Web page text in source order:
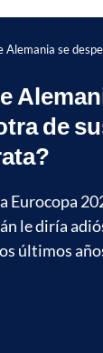
Alemania se
de
Eurocopa
le diría
últimos